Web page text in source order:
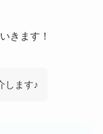
きます！
します♪